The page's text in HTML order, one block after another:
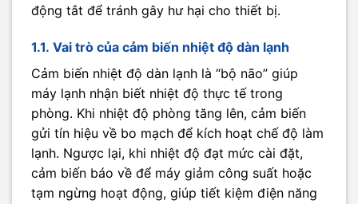
động tắt để tránh gây hư hại cho thiết bị.
1.1. Vai trò của cảm biến nhiệt độ dàn lạnh
Cảm biến nhiệt độ dàn lạnh là “bộ não” giúp
máy lạnh nhận biết nhiệt độ thực tế trong
phòng. Khi nhiệt độ phòng tăng lên, cảm biến
gửi tín hiệu về bo mạch để kích hoạt chế độ làm
lạnh. Ngược lại, khi nhiệt độ đạt mức cài đặt,
cảm biến báo về để máy giảm công suất hoặc
tạm ngừng hoạt động, giúp tiết kiệm điện năng